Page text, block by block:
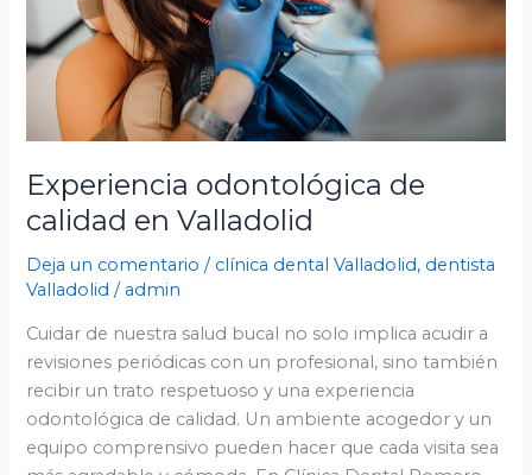
Experiencia odontológica de
calidad en Valladolid
Deja un comentario / clínica dental Valladolid, dentista
Valladolid / admin
Cuidar de nuestra salud bucal no solo implica acudir a
revisiones periódicas con un profesional, sino también
recibir un trato respetuoso y una experiencia
odontológica de calidad. Un ambiente acogedor y un
equipo comprensivo pueden hacer que cada visita sea